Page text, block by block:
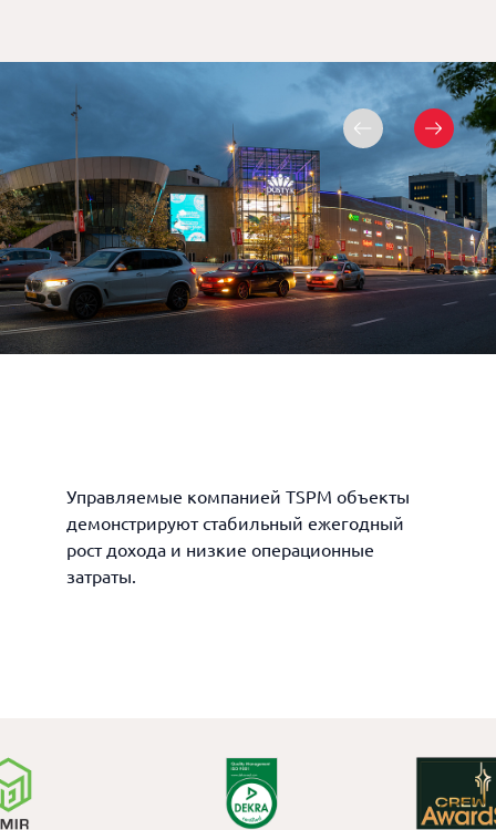
Управляемые компанией TSPM объекты
демонстрируют стабильный ежегодный
рост дохода и низкие операционные
затраты.